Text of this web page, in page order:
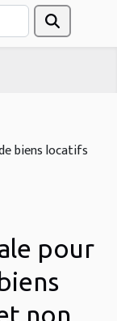
biens locatifs
pour
non